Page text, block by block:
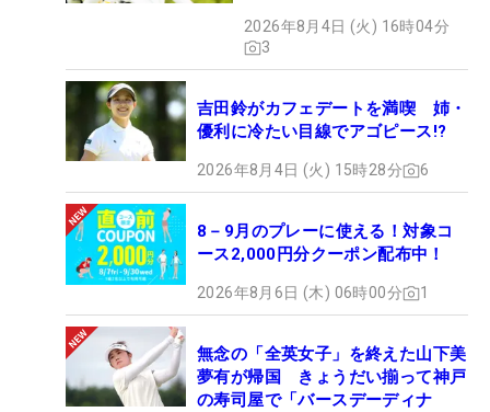
2026年8月4日 (火) 16時04分
3
吉田鈴がカフェデートを満喫 姉・
優利に冷たい目線でアゴピース!?
2026年8月4日 (火) 15時28分 6
8－9月のプレーに使える！対象コ
ース2,000円分クーポン配布中！
2026年8月6日 (木) 06時00分 1
無念の「全英女子」を終えた山下美
夢有が帰国 きょうだい揃って神戸
の寿司屋で「バースデーディナ